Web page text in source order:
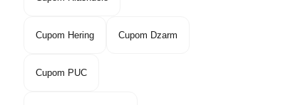
Cupom Hering Cupom Dzarm
Cupom PUC